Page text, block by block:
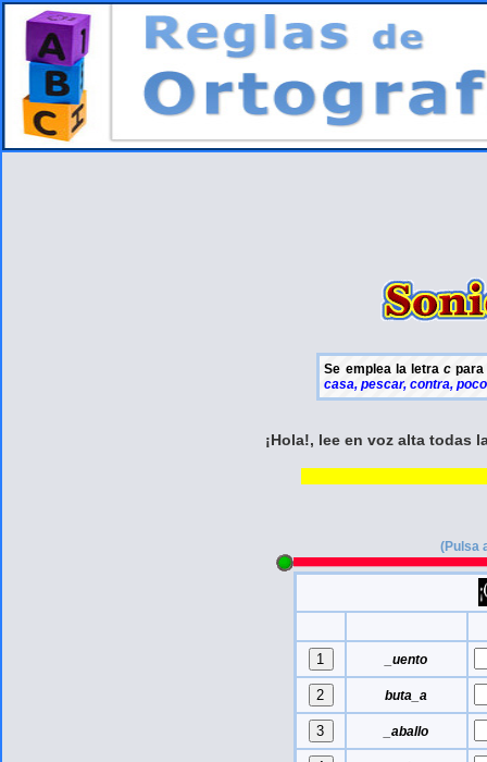
Se emplea la letra cpara
casa, pescar, contra,
¡Hola!, lee en voz alta todas
(Pulsa
_uento
buta_a
_aballo